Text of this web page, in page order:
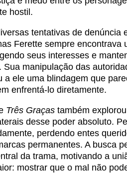
hostil.
tentativas de denúncia
Ferette sempre encontrava
seus interesses e
Sua manipulação das
a ele uma blindagem que
enfrentá-lo diretamente.
Três Graças também
desse poder absoluto.
perdendo entes
permanentes. A busca
da trama, motivando a
mostrar que o mal não